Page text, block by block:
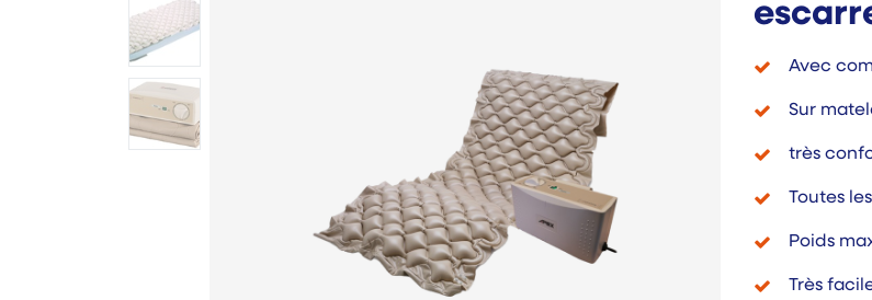
Avec
Sur
très
Toutes
Poids
Très